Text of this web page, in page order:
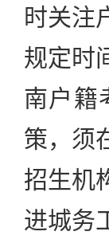
时关注
规定时
南户籍
策，须
招生机
进城务